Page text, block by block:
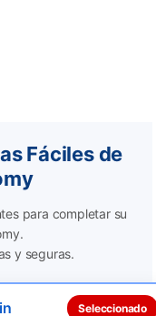
Fáciles de
para completar su
y seguras.
Selected